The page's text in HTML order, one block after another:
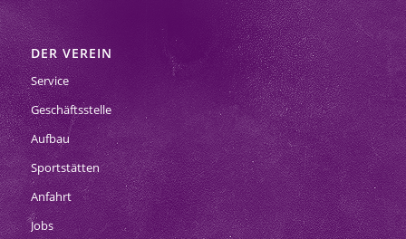
DER VEREIN
Service
Geschäftsstelle
Aufbau
Sportstätten
Anfahrt
Jobs